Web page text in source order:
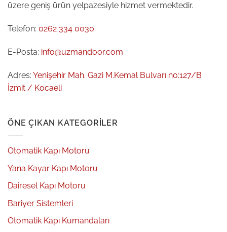
üzere geniş ürün yelpazesiyle hizmet vermektedir.
Telefon: 0262 334 0030
E-Posta: info@uzmandoor.com
Adres: Yenişehir Mah. Gazi M.Kemal Bulvarı no:127/B
İzmit / Kocaeli
ÖNE ÇIKAN KATEGORILER
Otomatik Kapı Motoru
Yana Kayar Kapı Motoru
Dairesel Kapı Motoru
Bariyer Sistemleri
Otomatik Kapı Kumandaları